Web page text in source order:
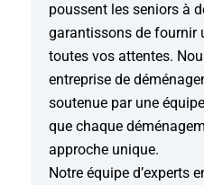
poussent les seniors à
garantissons de fournir
toutes vos attentes.
entreprise de
soutenue par une
que chaque
approche unique.
Notre équipe d’experts